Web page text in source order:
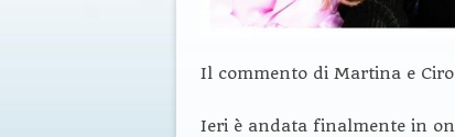
Il commento di Martina e
Ieri è andata finalmente in